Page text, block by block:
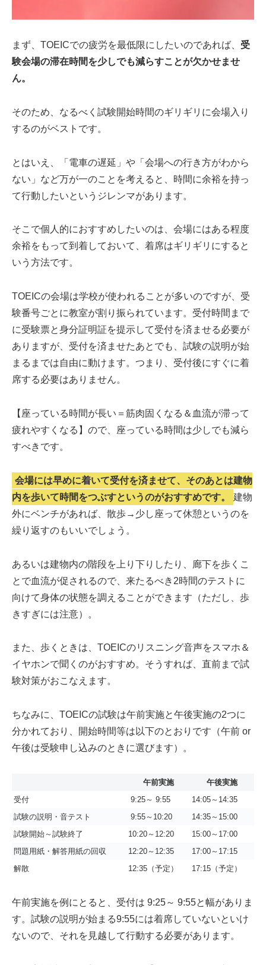
まず、TOEICでの疲労を最低限にしたいのであれば、 受
験会場の滞在時間を少しでも減らすことが欠かせませ
ん。
そのため、なるべく試験開始時間のギリギリに会場入り
するのがベストです。
とはいえ、「電車の遅延」や「会場への行き方がわから
ない」など万が一のことを考えると、時間に余裕を持っ
て行動したいというジレンマがあります。
そこで個人的におすすめしたいのは、会場にはある程度
余裕をもって到着しておいて、着席はギリギリにすると
いう方法です。
TOEICの会場は学校が使われることが多いのですが、受
験番号ごとに教室が割り振られています。受付時間まで
に受験票と身分証明証を提示して受付を済ませる必要が
ありますが、受付を済ませたあとでも、試験の説明が始
まるまでは自由に動けます。つまり、受付後にすぐに着
席する必要はありません。
【座っている時間が長い＝筋肉固くなる＆血流が滞って
疲れやすくなる】ので、座っている時間は少しでも減ら
すべきです。
会場には早めに着いて受付を済ませて、そのあとは建物
内を歩いて時間をつぶすというのがおすすめです。
建物
外にベンチがあれば、散歩→少し座って休憩というのを
繰り返すのもいいでしょう。
あるいは建物内の階段を上り下りしたり、廊下を歩くこ
とで血流が促されるので、来たるべき2時間のテストに
向けて身体の状態を調えることができます（ただし、歩
きすぎには注意）。
また、歩くときは、TOEICのリスニング音声をスマホ＆
イヤホンで聞くのがおすすめ。そうすれば、直前まで試
験対策がおこなえます。
ちなみに、TOEICの試験は午前実施と午後実施の2つに
分かれており、開始時間等は以下のとおりです（午前 or
午後は受験申し込みのときに選びます）。
午前実施
午後実施
受付
9:25～ 9:55
14:05～14:35
試験の説明・音テスト
9:55～10:20
14:35～15:00
試験開始～試験終了
10:20～12:20
15:00～17:00
問題用紙・解答用紙の回収
12:20～12:35
17:00～17:15
解散
12:35（予定） 17:15（予定）
午前実施を例にとると、受付は 9:25～ 9:55と幅がありま
す。試験の説明が始まる9:55には着席していないといけ
ないので、それを見越して行動する必要があります。